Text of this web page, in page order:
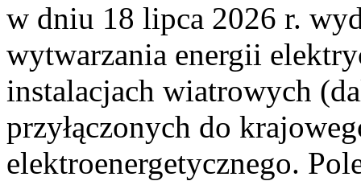
w dniu 18 lipca 2026 r.
wytwarzania energii
instalacjach wiatrowych
przyłączonych do
elektroenergetycznego.